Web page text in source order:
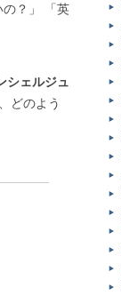
の？」 「英
シェルジュ
どのよう